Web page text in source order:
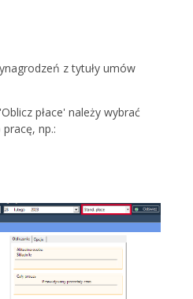
z tytuły umów
płace' należy wybrać
np.: